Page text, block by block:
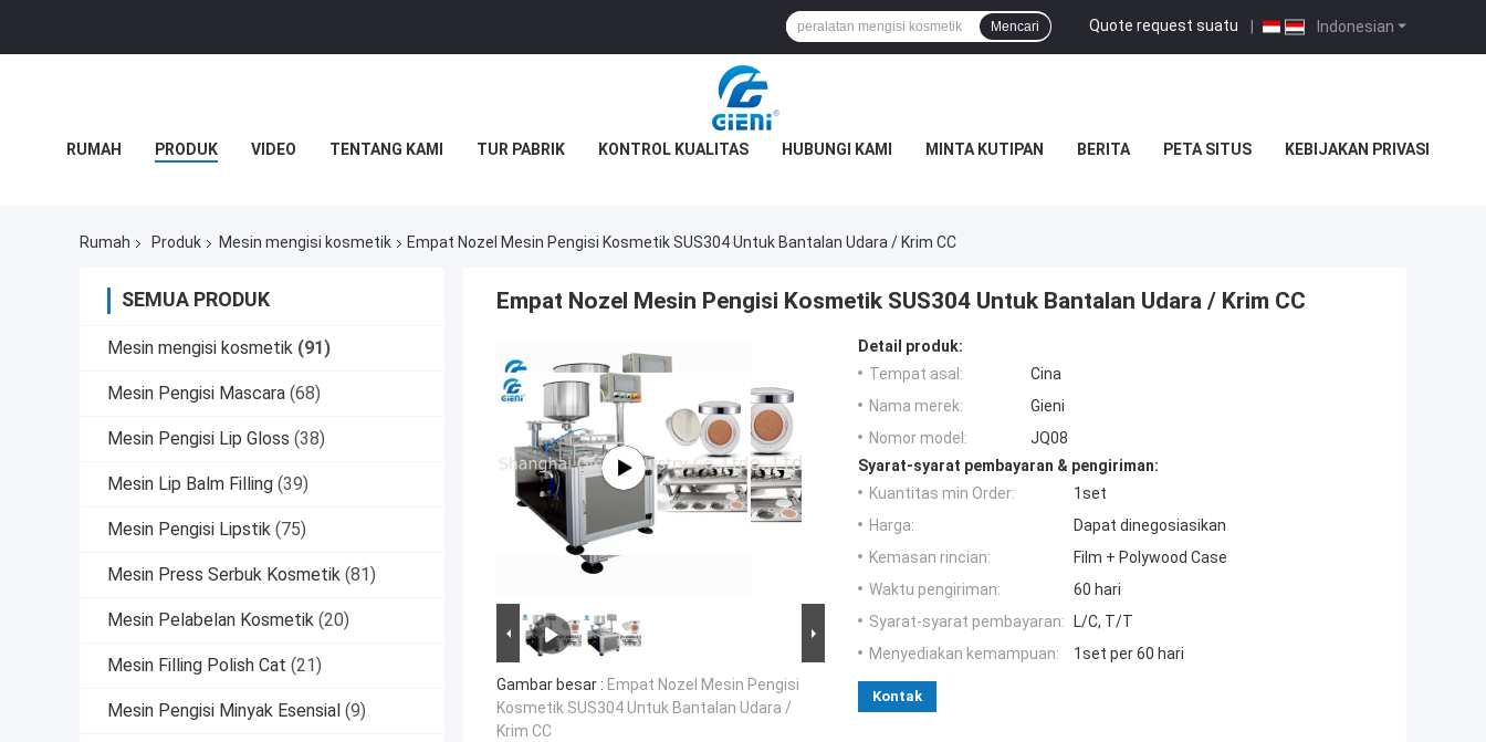
Indonesian
Quote request suatu |
Mencari
RUMAH PRODUK VIDEO TENTANG KAMI TUR PABRIK KONTROL KUALITAS HUBUNGI KAMI MINTA KUTIPAN BERITA PETA SITUS KEBIJAKAN PRIVASI
Rumah Produk Mesin mengisi kosmetik Empat Nozel Mesin Pengisi Kosmetik SUS304 Untuk Bantalan Udara / Krim CC
SEMUA PRODUK
Mesin mengisi kosmetik (91)
Mesin Pengisi Mascara (68)
Mesin Pengisi Lip Gloss (38)
Mesin Lip Balm Filling (39)
Mesin Pengisi Lipstik (75)
Mesin Press Serbuk Kosmetik (81)
Mesin Pelabelan Kosmetik (20)
Mesin Filling Polish Cat (21)
Mesin Pengisi Minyak Esensial (9)
Empat Nozel Mesin Pengisi Kosmetik SUS304 Untuk Bantalan Udara / Krim CC
Gambar besar : Empat Nozel Mesin Pengisi
Kosmetik SUS304 Untuk Bantalan Udara /
Krim CC
Detail produk:
Tempat asal:
Cina
Nama merek:
Gieni
Nomor model:
JQ08
Syarat-syarat pembayaran & pengiriman:
Kuantitas min Order:
1set
Harga:
Dapat dinegosiasikan
Kemasan rincian:
Film + Polywood Case
Waktu pengiriman:
60 hari
Syarat-syarat pembayaran:
L/C, T/T
Menyediakan kemampuan:
1set per 60 hari
Kontak